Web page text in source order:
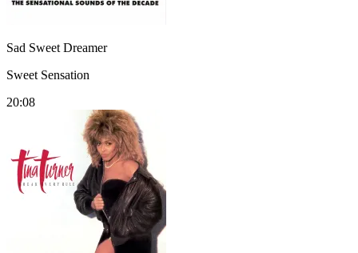
Sad Sweet Dreamer
Sweet Sensation
20:08